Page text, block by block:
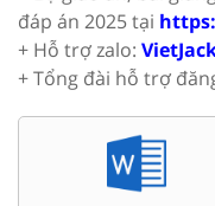
đáp án 2025 tại
+ Hỗ trợ zalo:
+ Tổng đài hỗ trợ